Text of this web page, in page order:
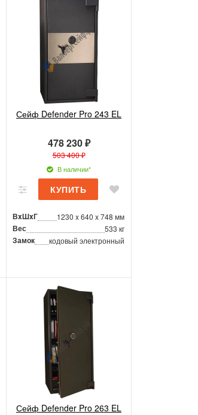
Сейф Defender Pro 243 EL
478 230 ₽
503 400 ₽
В наличии*
ВxШxГ 1230 x 640 x 748 мм
Вес 533 кг
Замок кодовый электронный
Сейф Defender Pro 263 EL